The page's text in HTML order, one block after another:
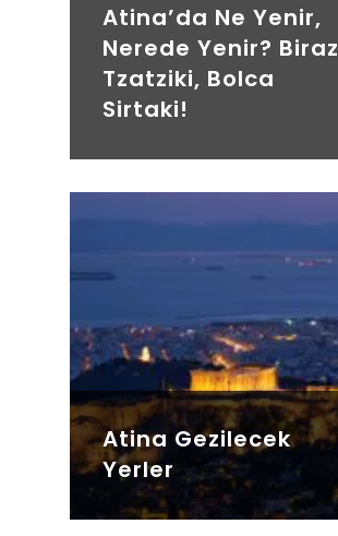
Atina’da Ne Yenir,
Nerede Yenir? Biraz
Tzatziki, Bolca
Sirtaki!
Atina Gezilecek
Yerler